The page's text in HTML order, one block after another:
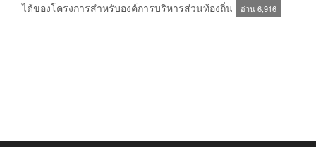
ได้ของโครงการสำหรับองค์การบริหารส่วนท้องถิ่น
อ่าน 6,916